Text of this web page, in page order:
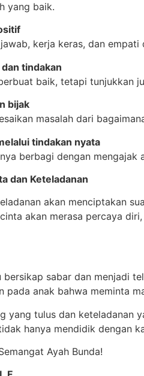
yang baik.
kerja keras, dan empati
tindakan
baik, tetapi tunjukkan
bijak
masalah dari
tindakan nyata
berbagi dengan mengajak
dan Keteladanan
akan menciptakan
akan merasa percaya
sabar dan menjadi
pada anak bahwa meminta
yang tulus dan
hanya mendidik dengan
Ayah Bunda!